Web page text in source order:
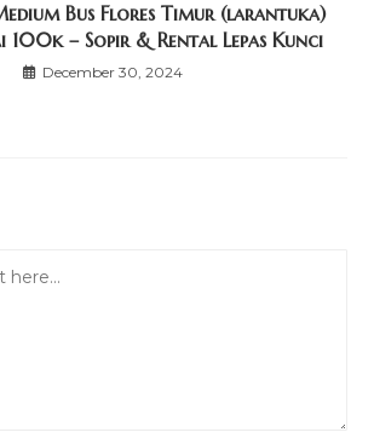
Bus Flores Timur (larantuka)
– Sopir & Rental Lepas Kunci
December 30, 2024